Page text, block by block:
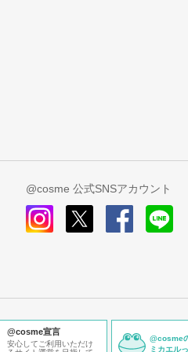
@cosme 公式SNSアカウント
@cosme宣言
安心してご利用いただけ
@cosme
ミカエル